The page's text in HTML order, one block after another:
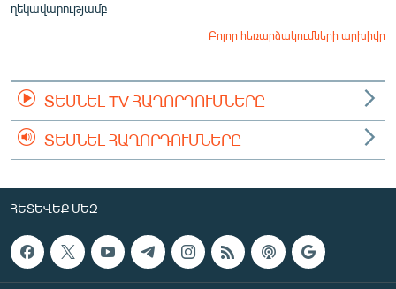
ղեկավարությամբ
Բոլոր հեռարձակումների արխիվը
ՏԵՍՆԵԼ TV ՀԱՂՈՐԴՈՒՄՆԵՐԸ
ՏԵՍՆԵԼ ՀԱՂՈՐԴՈՒՄՆԵՐԸ
ՀԵՏԵՎԵՔ ՄԵԶ